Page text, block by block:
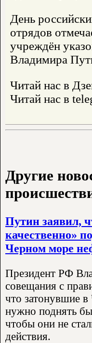
День
отрядов
учреждён
Владимира
Читай нас в
Читай нас в
Другие
Путин заявил,
качественно»
Черном море
Президент РФ
совещания с
что затонувшие
нужно поднять
чтобы они не
действия.